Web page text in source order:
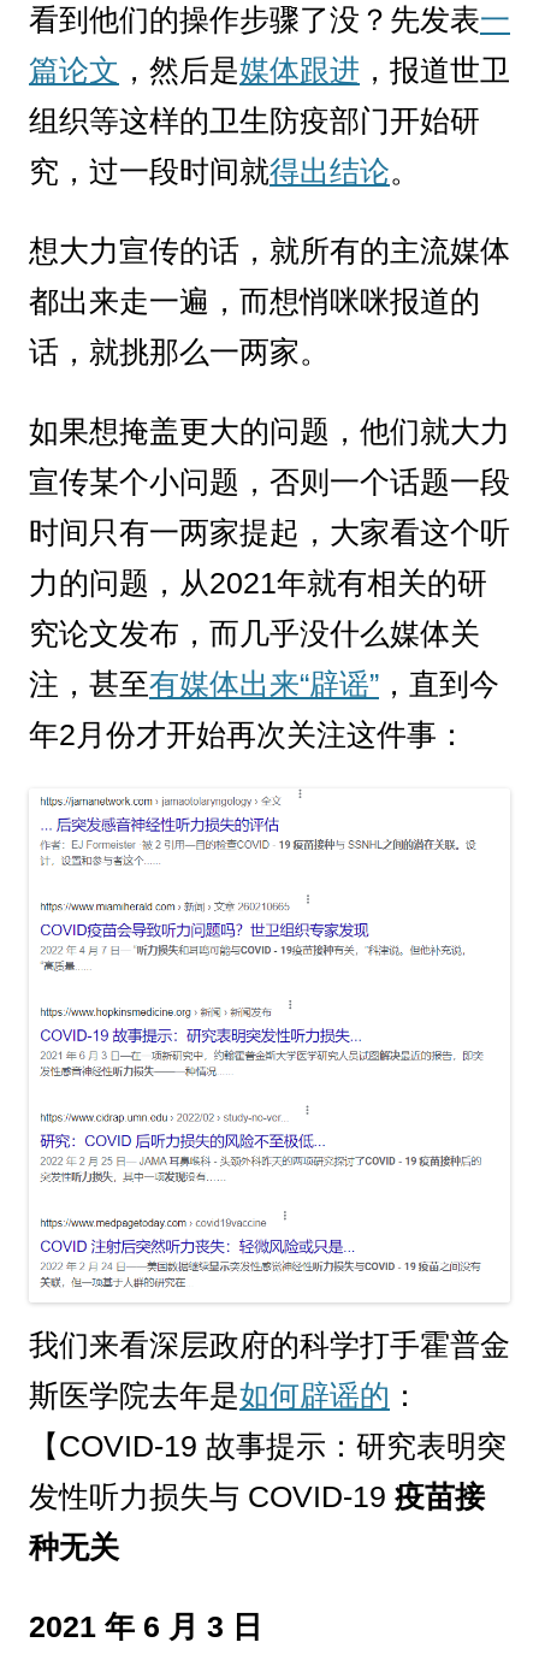
看到他们的操作步骤了没？先发表一
篇论文 ，然后是媒体跟进 ，报道世卫
组织等这样的卫生防疫部门开始研
究，过一段时间就得出结论。
想大力宣传的话，就所有的主流媒体
都出来走一遍，而想悄咪咪报道的
话，就挑那么一两家。
如果想掩盖更大的问题，他们就大力
宣传某个小问题，否则一个话题一段
时间只有一两家提起，大家看这个听
力的问题，从2021年就有相关的研
究论文发布，而几乎没什么媒体关
注，甚至有媒体出来“辟谣” ，直到今
年2月份才开始再次关注这件事：
我们来看深层政府的科学打手霍普金
斯医学院去年是如何辟谣的 ：
【COVID-19 故事提示：研究表明突
发性听力损失与 COVID-19 疫苗接
种无关
2021 年 6 月 3 日